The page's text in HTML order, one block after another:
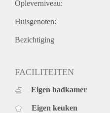
Opleverniveau:
Huisgenoten:
Bezichtiging
FACILITEITEN
Eigen badkamer
Eigen keuken